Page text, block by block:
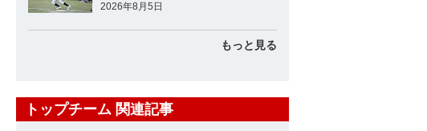
2026年8月5日
もっと見る
トップチーム 関連記事